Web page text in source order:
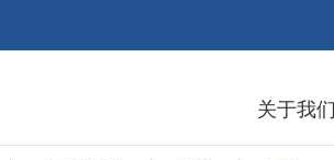
关于我